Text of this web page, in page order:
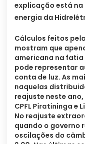
explicação está
energia da
Cálculos feitos
mostram que
americana na fatia
pode representar
conta de luz. As
naquelas
reajuste neste
CPFL Piratininga e
No reajuste
quando o governo
oscilações do